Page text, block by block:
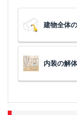
建物全体
内装の解体